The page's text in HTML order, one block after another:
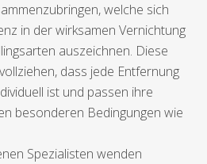
welche sich
in der wirksamen Vernichtung
auszeichnen. Diese
dass jede Entfernung
ist und passen ihre
besonderen Bedingungen wie
Spezialisten wenden